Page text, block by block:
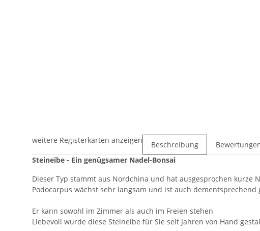
weitere Registerkarten anzeigen Beschreibung
Steineibe - Ein genügsamer Nadel-Bonsai
Dieser Typ stammt aus Nordchina und hat ausgesprochen kurze
Podocarpus wächst sehr langsam und ist auch
Er kann sowohl im Zimmer als auch im Freien stehen
Liebevoll wurde diese Steineibe für Sie seit Jahren von Hand